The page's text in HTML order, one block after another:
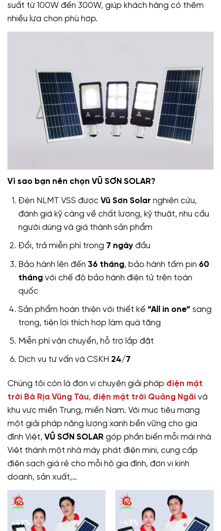
suất từ 100W đến 300W, giúp khách hàng có thêm
nhiều lựa chọn phù hợp.
Vì sao bạn nên chọn VŨ SƠN SOLAR?
Đèn NLMT VSS đượcVũ Sơn Solar nghiên cứu,
đánh giá kỹ càng về chất lượng, kỹ thuật, nhu cầu
người dùng và giá thành sản phẩm
Đổi, trả miễn phí trong 7 ngày đầu
Bảo hành lên đến36 tháng, bảo hành tấm pin 60
tháng với chế độ bảo hành điện tử trên toàn
quốc
Sản phẩm hoàn thiện với thiết kế “All in one” sang
trọng, tiện lợi thích hợp làm quà tặng
Miễn phí vận chuyển, hỗ trợ lắp đặt
Dịch vụ tư vấn và CSKH 24/7
Chúng tôi còn là đơn vị chuyên giải pháp điện mặt
trời Bà Rịa Vũng Tàu, điện mặt trời Quảng Ngãi và
khu vực miền Trung, miền Nam. Với mục tiêu mang
một giải pháp năng lượng xanh bền vững cho gia
đình Việt, VŨ SƠN SOLAR góp phần biến mỗi mái nhà
Việt thành một nhà máy phát điện mini, cung cấp
điện sạch giá rẻ cho mỗi hộ gia đình, đơn vị kinh
doanh, sản xuất,…
-49% -43%